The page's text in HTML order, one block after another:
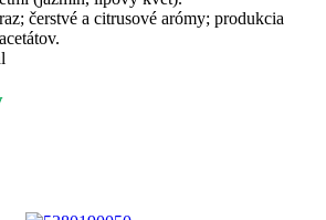
čerstvé a citrusové arómy; produkcia